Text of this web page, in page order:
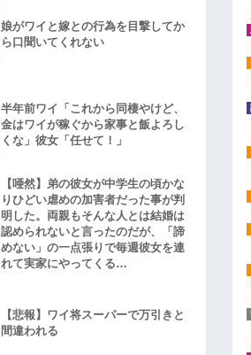
娘がワイと嫁との行為を目撃してか
ら口聞いてくれない
半年前ワイ「これから同棲やけど、
金はワイが稼ぐから家事と飯よろし
くな」彼女「任せて！」
【唖然】弟の彼女が中学生の頃かな
りひどい虐めの加害者だった事が判
明した。両親もそんな人とは結婚は
認められないと言ったのだが、「諦
めない」の一点張りで毎週彼女を連
れて実家にやってくる…
【悲報】ワイ将スーパーで万引きと
間違われる